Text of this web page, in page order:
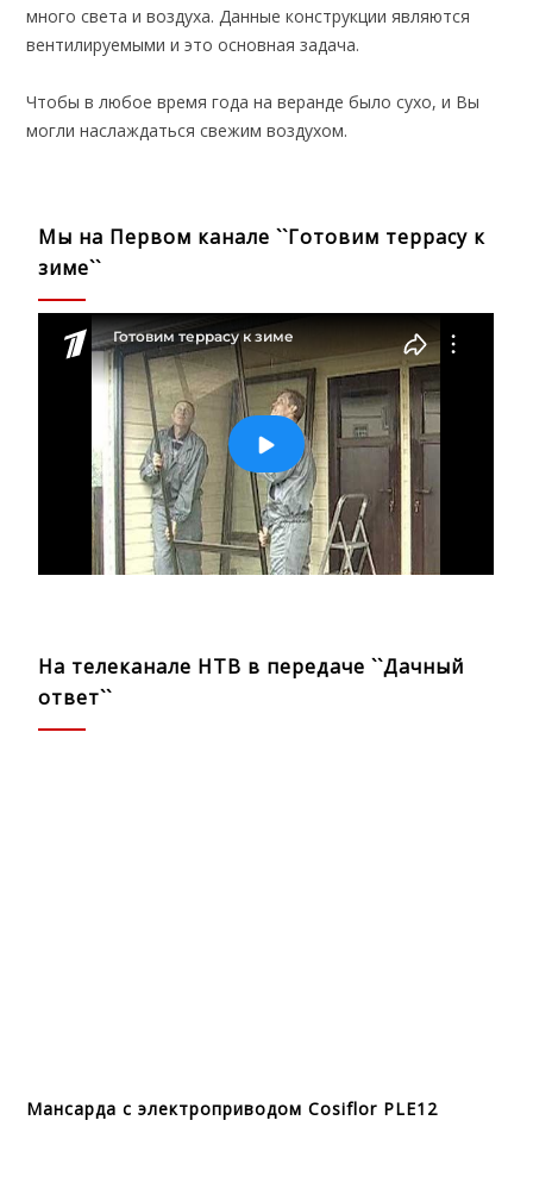
много света и воздуха. Данные конструкции являются
вентилируемыми и это основная задача.
Чтобы в любое время года на веранде было сухо, и Вы
могли наслаждаться свежим воздухом.
Мы на Первом канале ``Готовим террасу к
зиме``
На телеканале НТВ в передаче ``Дачный
ответ``
Мансарда с электроприводом Cosiflor PLE12